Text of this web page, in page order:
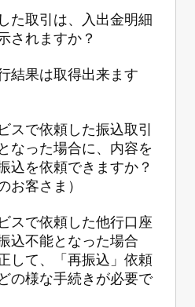
た取引は、入出金明細
されますか？
結果は取得出来ます
スで依頼した振込取引
なった場合に、内容を
込を依頼できますか？
お客さま）
スで依頼した他行口座
込不能となった場合
して、「再振込」依頼
の様な手続きが必要で